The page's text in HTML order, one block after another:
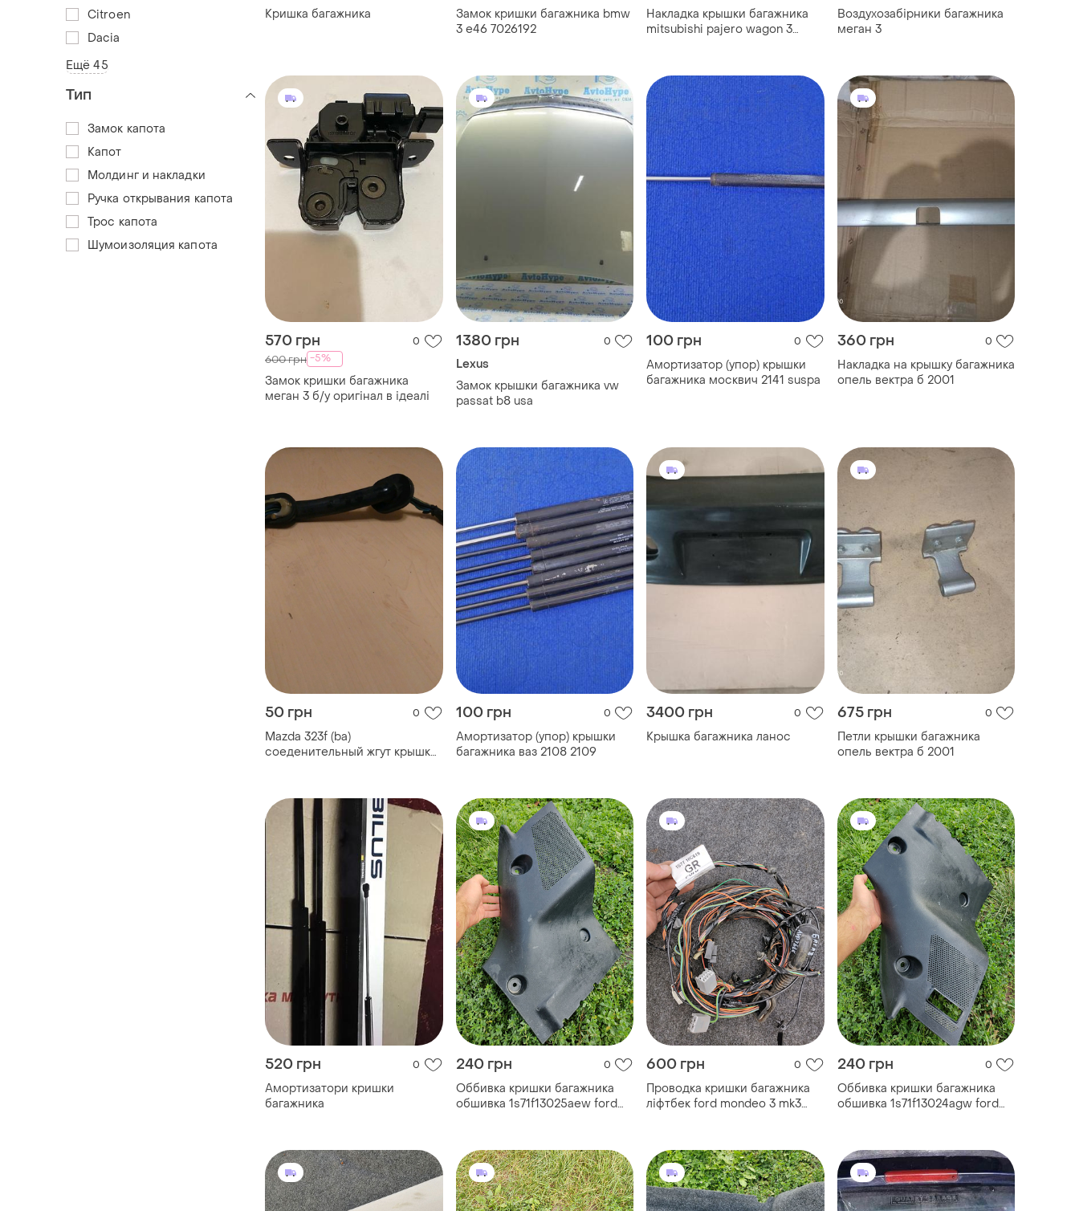
Кришка багажника
Замок кришки багажника bmw
3 e46 7026192
Накладка крышки багажника
mitsubishi pajero wagon 3
Воздухозабірники багажника
меган 3
570 грн 0
600 грн -5%
Замок кришки багажника
меган 3 б/у оригінал в ідеалі
1380 грн 0
Lexus
Замок крышки багажника vw
passat b8 usa
100 грн 0
Амортизатор (упор) крышки
багажника москвич 2141 suspa
360 грн 0
Накладка на крышку багажника
опель вектра б 2001
50 грн 0
Mazda 323f (ba)
соеденительный жгут крышки
100 грн 0
Амортизатор (упор) крышки
багажника ваз 2108 2109
3400 грн 0
Крышка багажника ланос
675 грн 0
Петли крышки багажника
опель вектра б 2001
520 грн 0
Амортизатори кришки
багажника
240 грн 0
Оббивка кришки багажника
обшивка 1s71f13025aew ford
600 грн 0
Проводка кришки багажника
ліфтбек ford mondeo 3 mk3
240 грн 0
Оббивка кришки багажника
обшивка 1s71f13024agw ford
Citroen
Dacia
Ещё 45
Тип
Замок капота
Капот
Молдинг и накладки
Ручка открывания капота
Трос капота
Шумоизоляция капота